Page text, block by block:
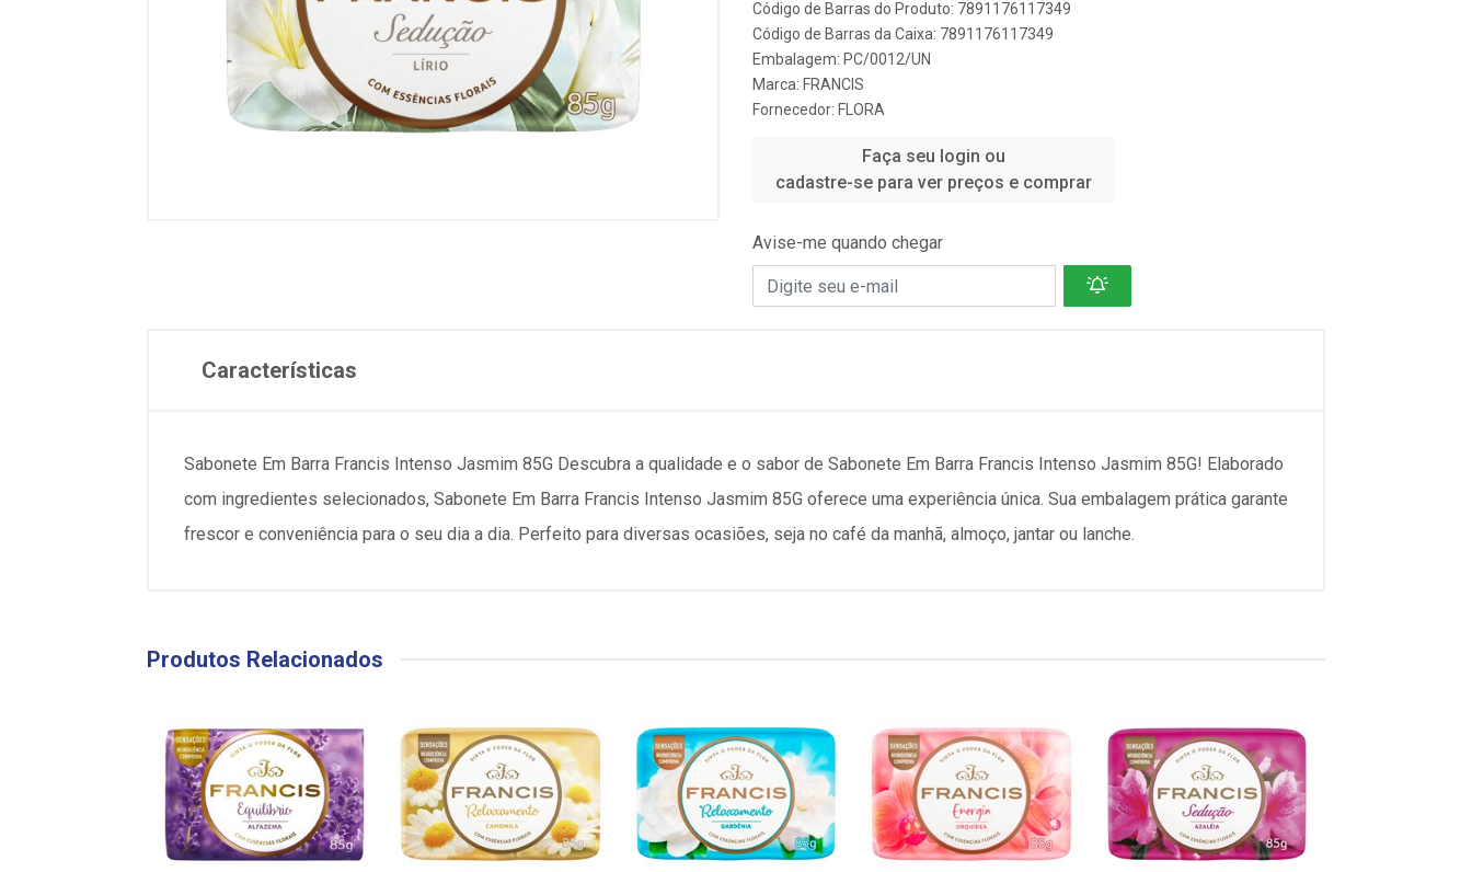
Código de Barras do Produto: 7891176117349
Código de Barras da Caixa: 7891176117349
Embalagem: PC/0012/UN
Marca: FRANCIS
Fornecedor: FLORA
Faça seu login ou
cadastre-se para ver preços e comprar
Avise-me quando chegar
Características
Sabonete Em Barra Francis Intenso Jasmim 85G Descubra a qualidade e o sabor de Sabonete Em Barra Francis Intenso Jasmim 85G! Elaborado
com ingredientes selecionados, Sabonete Em Barra Francis Intenso Jasmim 85G oferece uma experiência única. Sua embalagem prática garante
frescor e conveniência para o seu dia a dia. Perfeito para diversas ocasiões, seja no café da manhã, almoço, jantar ou lanche.
Produtos Relacionados